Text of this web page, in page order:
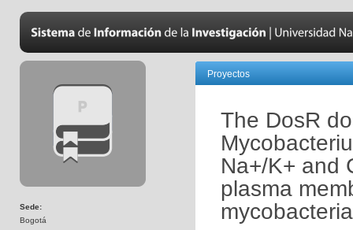
Sede:
Bogotá
Proyectos
The DosR
Na+/K+ and
plasma
mycobacteria